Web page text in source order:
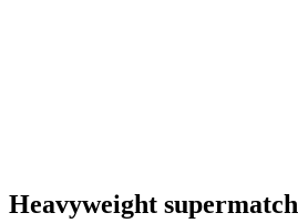
Heavyweight supermatch